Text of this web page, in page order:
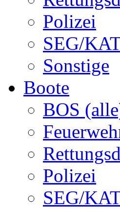
Polizei
SEG/
Sonstige
Boote
BOS
Polizei
SEG/